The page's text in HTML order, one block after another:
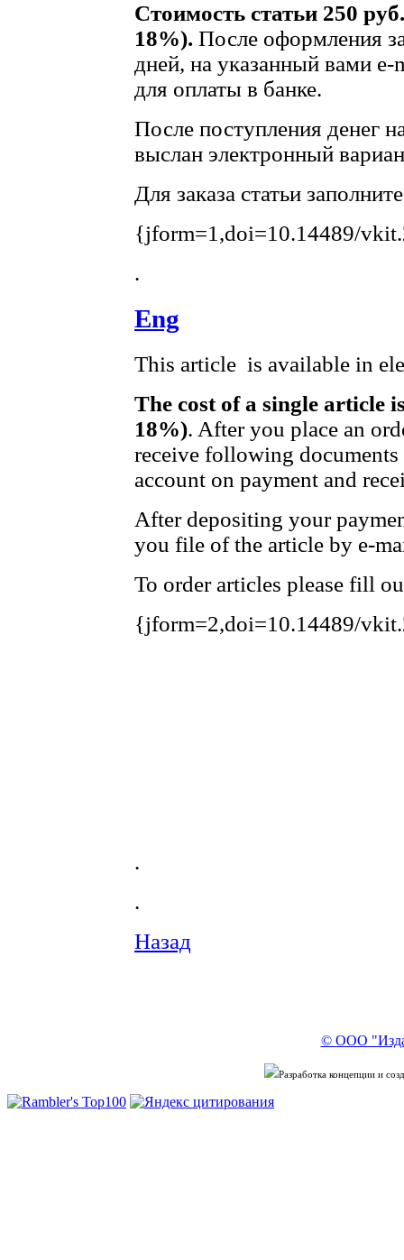
Стоимость статьи 250
18%). После оформления
дней, на указанный вами e-
для оплаты в банке.
После поступления денег
выслан электронный
Для заказа статьи
{jform=1,doi=10.14489/
.
Eng
This article is available in
The cost of a single article
18%). After you place an
receive following
account on payment and
After depositing your
you file of the article by e-
To order articles please fill
{jform=2,doi=10.14489/
.
.
Назад
© ООО
Разработка концепции и